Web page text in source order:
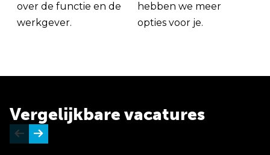
over de functie en de
werkgever.
hebben we meer
opties voor je.
Vergelijkbare vacatures